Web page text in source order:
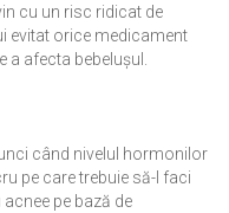
cu un risc ridicat de
evitat orice medicament
afecta bebelușul.
când nivelul hormonilor
pe care trebuie să-l faci
pe bază de